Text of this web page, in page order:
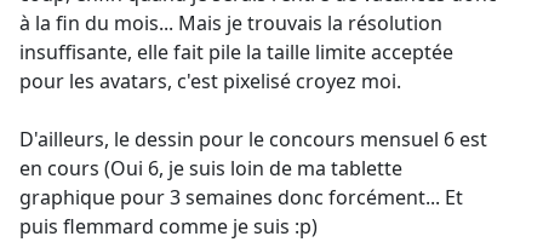
à la fin du mois... Mais je trouvais la résolution
insuffisante, elle fait pile la taille limite acceptée
pour les avatars, c'est pixelisé croyez moi.
D'ailleurs, le dessin pour le concours mensuel 6 est
en cours (Oui 6, je suis loin de ma tablette
graphique pour 3 semaines donc forcément... Et
puis flemmard comme je suis :p)